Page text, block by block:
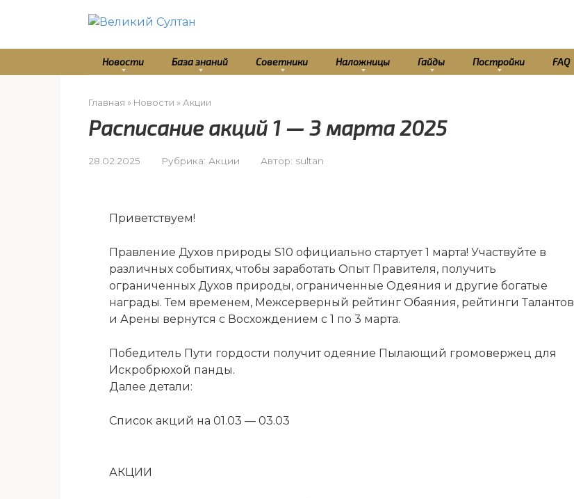
Новости База знаний Советники Наложницы Гайды Постройки FAQ
Главная » Новости » Акции
Расписание акций 1 — 3 марта 2025
28.02.2025 Рубрика: Акции Автор: sultan
Приветствуем!
Правление Духов природы S10 официально стартует 1 марта! Участвуйте в
различных событиях, чтобы заработать Опыт Правителя, получить
ограниченных Духов природы, ограниченные Одеяния и другие богатые
награды. Тем временем, Межсерверный рейтинг Обаяния, рейтинги Талантов
и Арены вернутся с Восхождением с 1 по 3 марта.
Победитель Пути гордости получит одеяние Пылающий громовержец для
Искробрюхой панды.
Далее детали:
Список акций на 01.03 — 03.03
АКЦИИ